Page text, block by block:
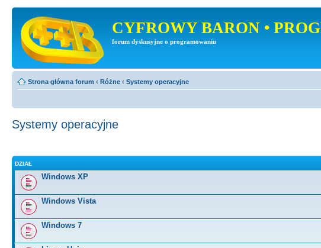
CYFROWY BARON •
forum dyskusyjne o programowaniu
Strona główna forum ‹ Różne ‹ Systemy operacyjne
Systemy operacyjne
DZIAŁ
Windows XP
Windows Vista
Windows 7